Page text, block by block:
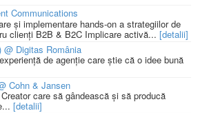
Communications
și implementare hands-on a strategiilor de
clienți B2B & B2C Implicare activă... [detalii]
@ Digitas România
de agenție care știe că o idee bună
Cohn & Jansen
care să gândească și să producă
[detalii]